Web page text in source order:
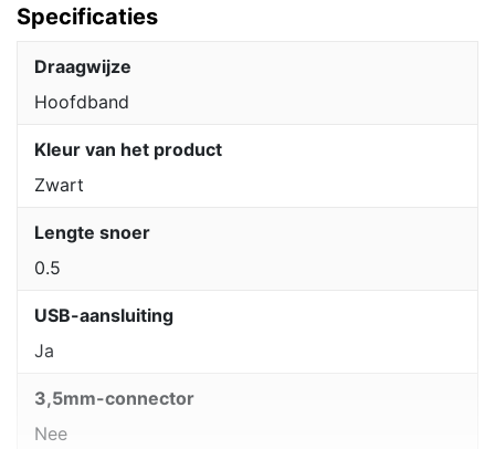
Specificaties
Draagwijze
Hoofdband
Kleur van het product
Zwart
Lengte snoer
0.5
USB-aansluiting
Ja
3,5mm-connector
Nee